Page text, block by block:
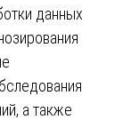
данных
а также